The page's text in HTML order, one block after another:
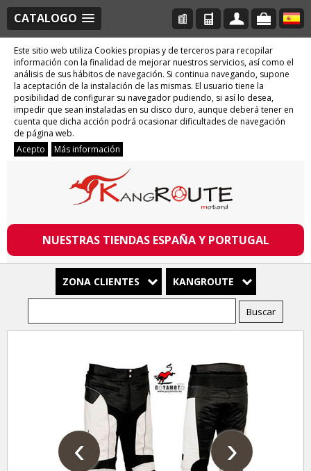
CATALOGO
Este sitio web utiliza Cookies propias y de terceros para recopilar
información con la finalidad de mejorar nuestros servicios, así como el
análisis de sus hábitos de navegación. Si continua navegando, supone
la aceptación de la instalación de las mismas. El usuario tiene la
posibilidad de configurar su navegador pudiendo, si así lo desea,
impedir que sean instaladas en su disco duro, aunque deberá tener en
cuenta que dicha acción podrá ocasionar dificultades de navegación
de página web.
Acepto
Más información
NUESTRAS TIENDAS ESPAÑA Y PORTUGAL
ZONA CLIENTES KANGROUTE
‹ ›